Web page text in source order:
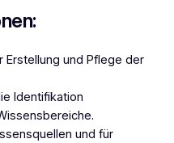
Erstellung und Pflege der
Identifikation
und für